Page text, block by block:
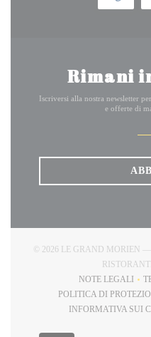
Rimani
Iscriversi alla nostra newsletter
e offerte di
© 2026 LE GRAND MORIEN
NOTE LEGALI
POLITICA DI
INFORMATIVA SUI